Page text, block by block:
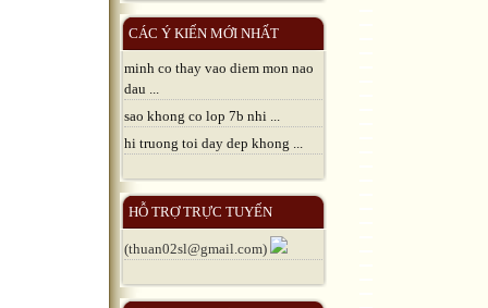
CÁC Ý KIẾN MỚI NHẤT
minh co thay vao diem mon nao
dau ...
sao khong co lop 7b nhi ...
hi truong toi day dep khong ...
HỖ TRỢ TRỰC TUYẾN
(thuan02sl@gmail.com)